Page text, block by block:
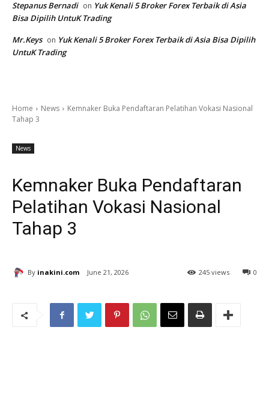
Stepanus Bernadi on Yuk Kenali 5 Broker Forex Terbaik di Asia
Bisa Dipilih UntuK Trading
Mr.Keys on Yuk Kenali 5 Broker Forex Terbaik di Asia Bisa Dipilih
UntuK Trading